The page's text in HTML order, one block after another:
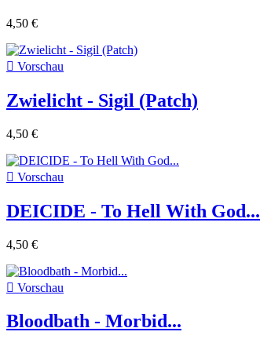
4,50 €
 Vorschau
Zwielicht - Sigil (Patch)
4,50 €
 Vorschau
DEICIDE - To Hell With God...
4,50 €
 Vorschau
Bloodbath - Morbid...